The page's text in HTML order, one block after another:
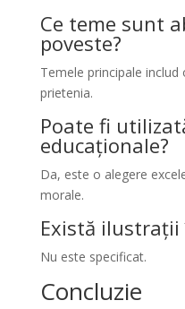
Ce teme sunt
poveste?
Temele principale
prietenia.
Poate fi
educaționale?
Da, este o alegere
morale.
Există ilustrații
Nu este specificat.
Concluzie